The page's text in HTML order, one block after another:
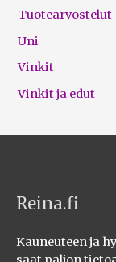
Tuotearvostelut
Uni
Vinkit
Vinkit ja edut
Reina.fi
Kauneuteen ja